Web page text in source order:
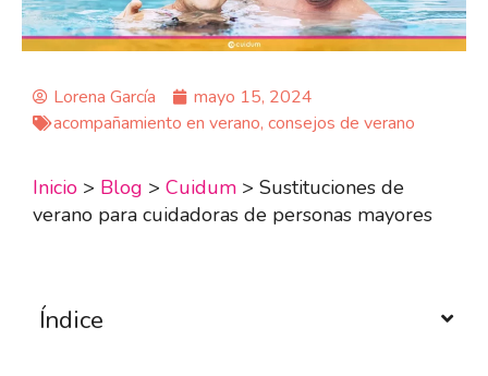
Lorena García
mayo 15, 2024
acompañamiento en verano, consejos de verano
Inicio > Blog > Cuidum > Sustituciones de
verano para cuidadoras de personas mayores
Índice